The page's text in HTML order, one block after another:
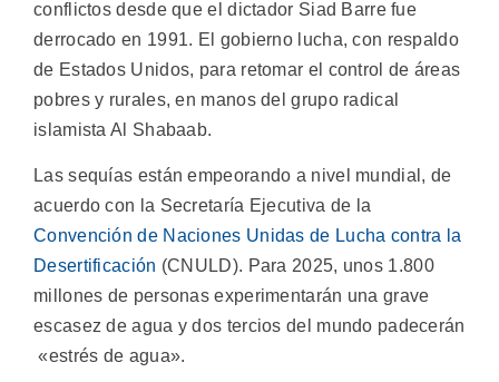
conflictos desde que el dictador Siad Barre fue
derrocado en 1991. El gobierno lucha, con respaldo
de Estados Unidos, para retomar el control de áreas
pobres y rurales, en manos del grupo radical
islamista Al Shabaab.
Las sequías están empeorando a nivel mundial, de
acuerdo con la Secretaría Ejecutiva de la
Convención de Naciones Unidas de Lucha contra la
Desertificación (CNULD). Para 2025, unos 1.800
millones de personas experimentarán una grave
escasez de agua y dos tercios del mundo padecerán
«estrés de agua».